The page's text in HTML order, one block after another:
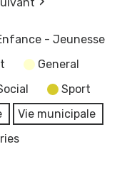
- Jeunesse
General
Sport
Vie municipale